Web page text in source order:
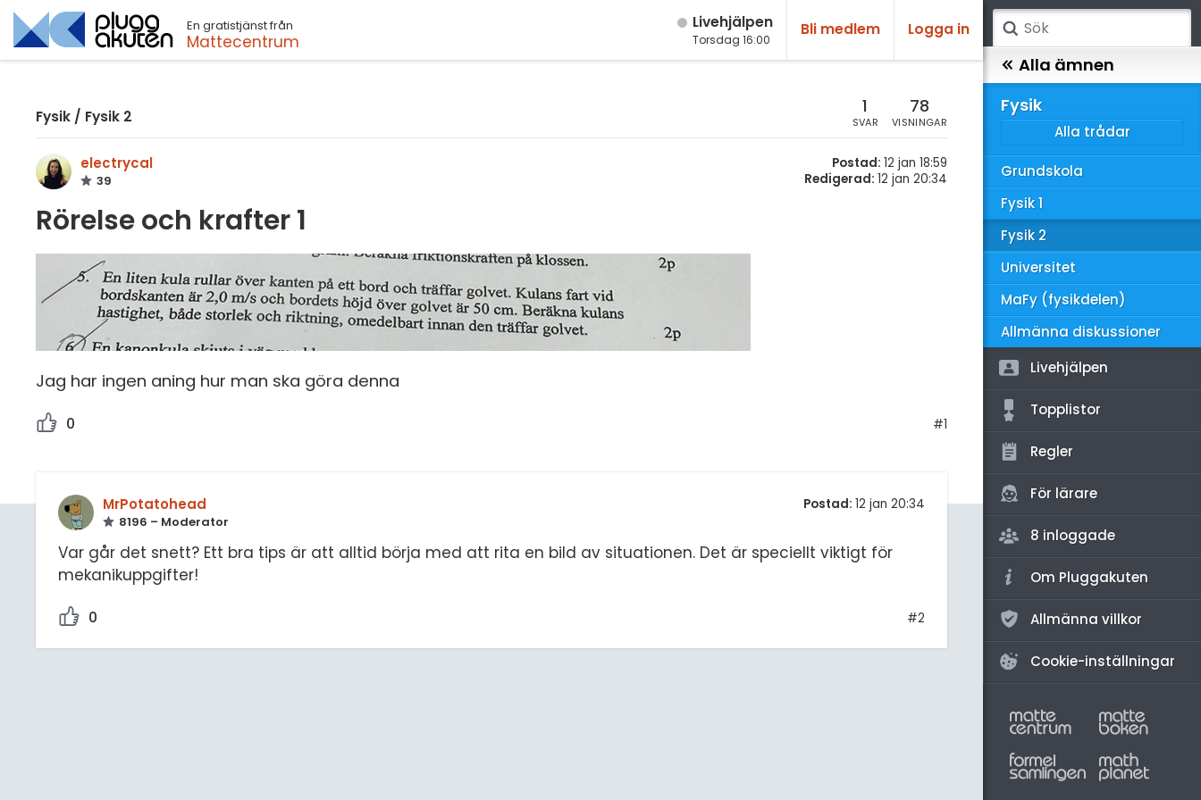
En gratistjänst från
Mattecentrum
Live­hjälpen
Torsdag 16:00
Bli medlem Logga in
Fysik / Fysik 2 1
SVAR
78
VISNINGAR
electrycal
39
Postad: 12 jan 18:59
Redigerad: 12 jan 20:34
Rörelse och krafter 1
Jag har ingen aning hur man ska göra denna
0 #1
MrPotatohead
8196 – Moderator
Postad: 12 jan 20:34
Var går det snett? Ett bra tips är att alltid börja med att rita en bild av situationen. Det är speciellt viktigt för
mekanikuppgifter!
0 #2
Sök
Matematik
Alla ämnen
Fysik
Alla trådar
Grundskola
Fysik 1
Fysik 2
Universitet
MaFy (fysikdelen)
Allmänna diskussioner
Livehjälpen
Topplistor
Regler
För lärare
8 inloggade
Om Pluggakuten
Allmänna villkor
Cookie-inställningar
Kemi
Biologi
Övriga diskussioner